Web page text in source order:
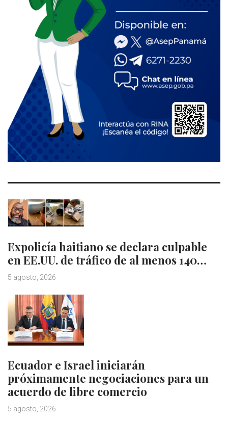
Expolicía haitiano se declara culpable
en EE.UU. de tráfico de al menos 140…
5 agosto, 2026
Ecuador e Israel iniciarán
próximamente negociaciones para un
acuerdo de libre comercio
5 agosto, 2026